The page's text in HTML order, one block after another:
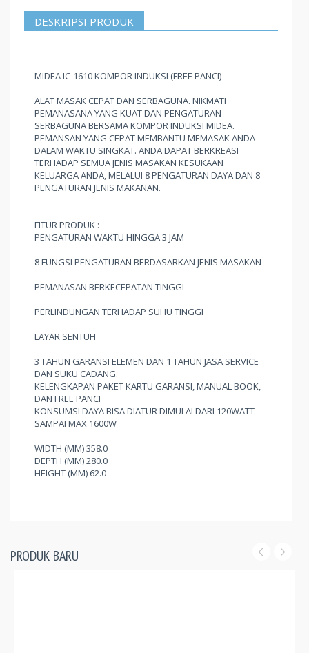
DESKRIPSI PRODUK
MIDEA IC-1610 KOMPOR INDUKSI (FREE PANCI)
ALAT MASAK CEPAT DAN SERBAGUNA. NIKMATI
PEMANASANA YANG KUAT DAN PENGATURAN
SERBAGUNA BERSAMA KOMPOR INDUKSI MIDEA.
PEMANSAN YANG CEPAT MEMBANTU MEMASAK ANDA
DALAM WAKTU SINGKAT. ANDA DAPAT BERKREASI
TERHADAP SEMUA JENIS MASAKAN KESUKAAN
KELUARGA ANDA, MELALUI 8 PENGATURAN DAYA DAN 8
PENGATURAN JENIS MAKANAN.
FITUR PRODUK :
PENGATURAN WAKTU HINGGA 3 JAM
8 FUNGSI PENGATURAN BERDASARKAN JENIS MASAKAN
PEMANASAN BERKECEPATAN TINGGI
PERLINDUNGAN TERHADAP SUHU TINGGI
LAYAR SENTUH
3 TAHUN GARANSI ELEMEN DAN 1 TAHUN JASA SERVICE
DAN SUKU CADANG.
KELENGKAPAN PAKET KARTU GARANSI, MANUAL BOOK,
DAN FREE PANCI
KONSUMSI DAYA BISA DIATUR DIMULAI DARI 120WATT
SAMPAI MAX 1600W
WIDTH (MM) 358.0
DEPTH (MM) 280.0
HEIGHT (MM) 62.0
PRODUK BARU